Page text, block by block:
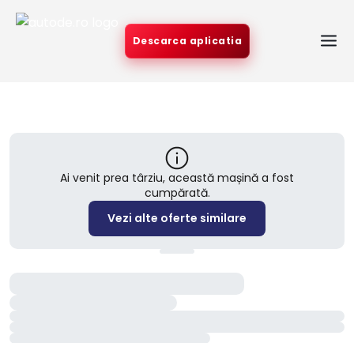
Descarca aplicatia
Ai venit prea târziu, această mașină a fost
cumpărată.
Vezi alte oferte similare